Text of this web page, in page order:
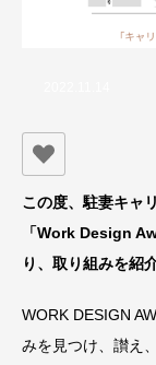
この度、駐妻キャ
「Work Design
り、 取り組みを紹
WORK DESIGN
みを見つけ、讃え